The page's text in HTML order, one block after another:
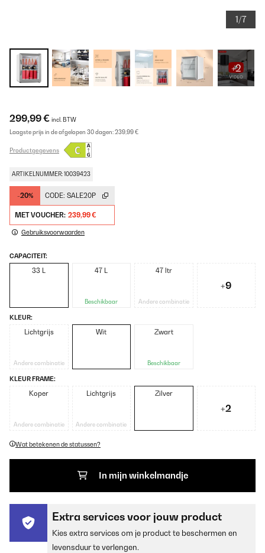
1/7
+2
299,99 € incl. BTW
Laagste prijs in de afgelopen 30 dagen:239,99 €
Productgegevens
ARTIKELNUMMER: 10039423
-20% CODE: SALE20P
MET VOUCHER: 239,99 €
Gebruiksvoorwaarden
CAPACITEIT:
33 L 47 L
Beschikbaar
47 ltr
Andere combinatie
+9
KLEUR:
Lichtgrijs
Andere combinatie
Wit Zwart
Beschikbaar
KLEUR FRAME:
Koper
Andere combinatie
Lichtgrijs
Andere combinatie
Zilver
+2
Wat betekenen de statussen?
In mijn winkelmandje
Extra services voor jouw product
Kies extra services om je product te beschermen en
levensduur te verlengen.